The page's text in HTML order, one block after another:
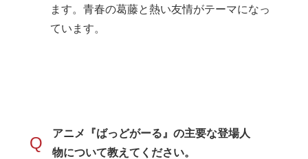
ます。青春の葛藤と熱い友情がテーマになっ
ています。
Q
アニメ『ばっどがーる』の主要な登場人
物について教えてください。